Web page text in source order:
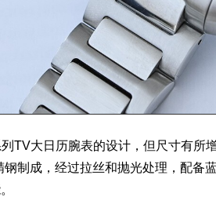
大日历腕表的设计，但尺寸有所
钢制成，经过拉丝和抛光处理，配备